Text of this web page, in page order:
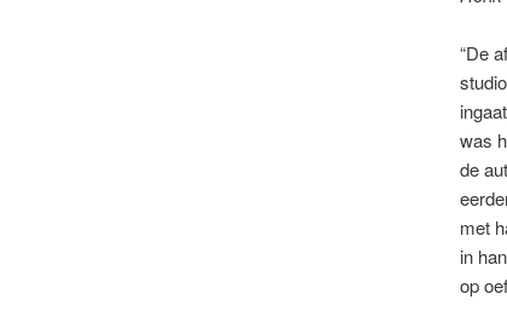
“De
was
de
met
in
op